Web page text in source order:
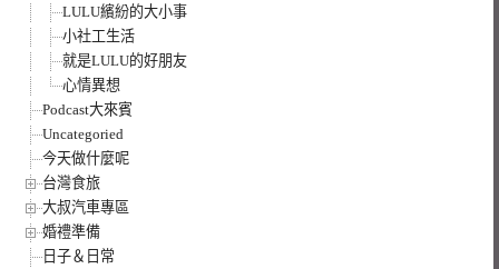
LULU繽紛的大小事
小社工生活
就是LULU的好朋友
心情異想
Podcast大來賓
Uncategoried
今天做什麼呢
台灣食旅
大叔汽車專區
婚禮準備
日子＆日常